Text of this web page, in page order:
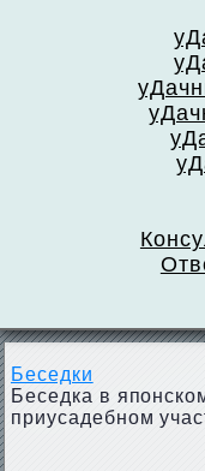
Беседки
Беседка в
приусадебном